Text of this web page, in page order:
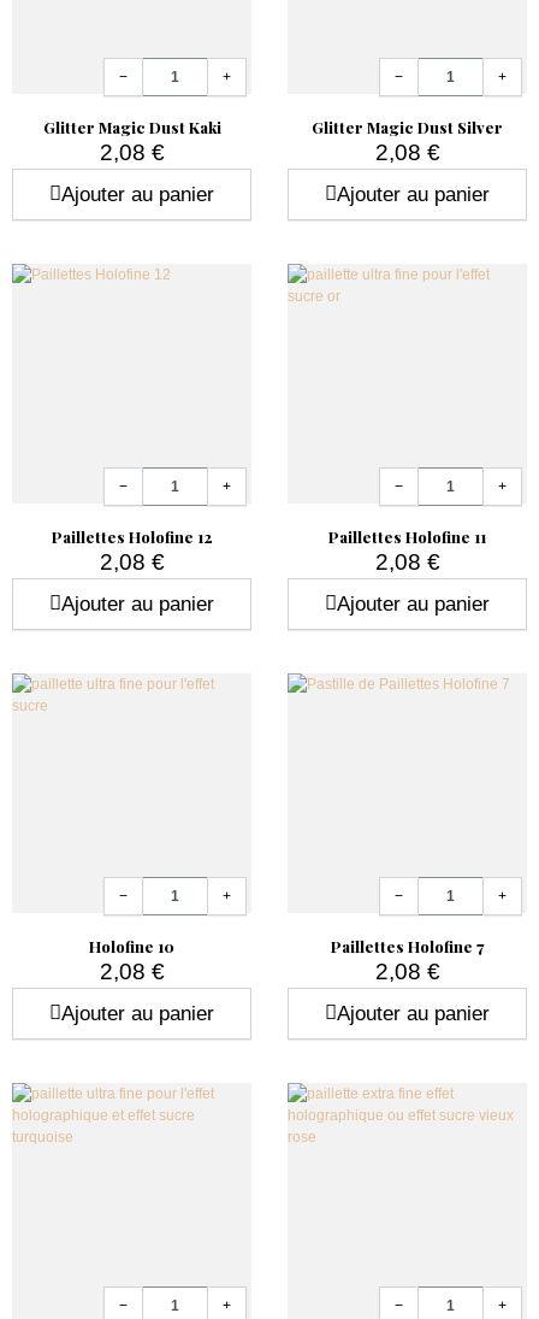
Glitter Magic Dust Kaki
2,08 €
− +
Ajouter au panier
Glitter Magic Dust Silver
2,08 €
− +
Ajouter au panier
Paillettes Holofine 12
2,08 €
− +
Ajouter au panier
Paillettes Holofine 11
2,08 €
− +
Ajouter au panier
Holofine 10
2,08 €
− +
Ajouter au panier
Paillettes Holofine 7
2,08 €
− +
Ajouter au panier
− + − +